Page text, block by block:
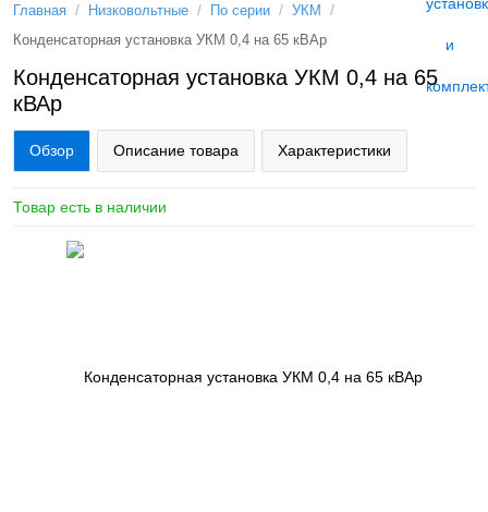
Главная / Низковольтные / По серии / УКМ /
Конденсаторная установка УКМ 0,4 на 65 кВАр
Конденсаторная установка УКМ 0,4 на 65
кВАр
Обзор Описание товара Характеристики
Товар есть в наличии